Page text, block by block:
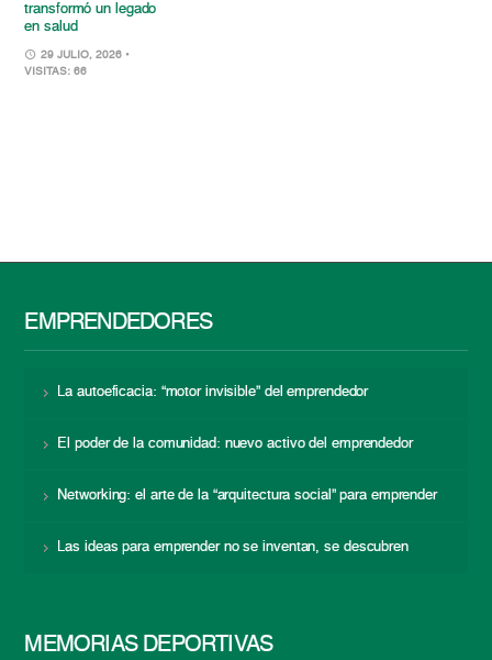
transformó un legado
en salud
29 JULIO, 2026 •
VISITAS: 66
EMPRENDEDORES
La autoeficacia: “motor invisible” del emprendedor
El poder de la comunidad: nuevo activo del emprendedor
Networking: el arte de la “arquitectura social” para emprender
Las ideas para emprender no se inventan, se descubren
MEMORIAS DEPORTIVAS